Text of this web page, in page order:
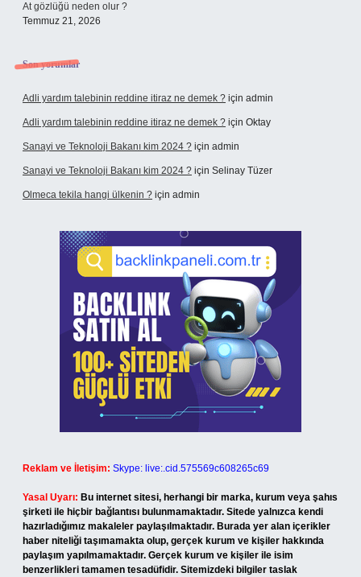
At gözlüğü neden olur ?
Temmuz 21, 2026
Son yorumlar
Adli yardım talebinin reddine itiraz ne demek ? için admin
Adli yardım talebinin reddine itiraz ne demek ? için Oktay
Sanayi ve Teknoloji Bakanı kim 2024 ? için admin
Sanayi ve Teknoloji Bakanı kim 2024 ? için Selinay Tüzer
Olmeca tekila hangi ülkenin ? için admin
Reklam ve İletişim: Skype: live:.cid.575569c608265c69
Yasal Uyarı: Bu internet sitesi, herhangi bir marka, kurum veya şahıs
şirketi ile hiçbir bağlantısı bulunmamaktadır. Sitede yalnızca kendi
hazırladığımız makaleler paylaşılmaktadır. Burada yer alan içerikler
haber niteliği taşımamakta olup, gerçek kurum ve kişiler hakkında
paylaşım yapılmamaktadır. Gerçek kurum ve kişiler ile isim
benzerlikleri tamamen tesadüfidir. Sitemizdeki bilgiler taslak